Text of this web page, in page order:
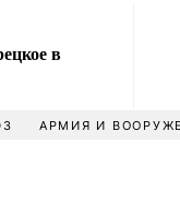
в
АРМИЯ И